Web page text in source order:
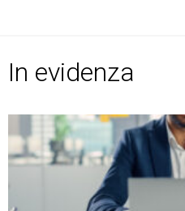
In evidenza